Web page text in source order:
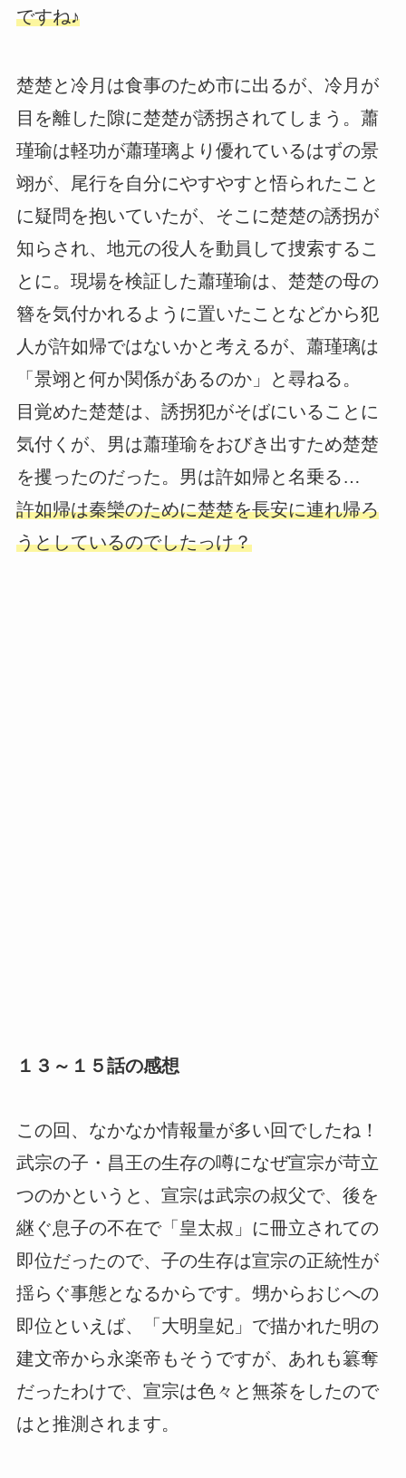
ですね♪
楚楚と冷月は食事のため市に出るが、冷月が
目を離した隙に楚楚が誘拐されてしまう。蕭
瑾瑜は軽功が蕭瑾璃より優れているはずの景
翊が、尾行を自分にやすやすと悟られたこと
に疑問を抱いていたが、そこに楚楚の誘拐が
知らされ、地元の役人を動員して捜索するこ
とに。現場を検証した蕭瑾瑜は、楚楚の母の
簪を気付かれるように置いたことなどから犯
人が許如帰ではないかと考えるが、蕭瑾璃は
「景翊と何か関係があるのか」と尋ねる。
目覚めた楚楚は、誘拐犯がそばにいることに
気付くが、男は蕭瑾瑜をおびき出すため楚楚
を攫ったのだった。男は許如帰と名乗る…
許如帰は秦欒のために楚楚を長安に連れ帰ろ
うとしているのでしたっけ？
１３～１５話の感想
この回、なかなか情報量が多い回でしたね！
武宗の子・昌王の生存の噂になぜ宣宗が苛立
つのかというと、宣宗は武宗の叔父で、後を
継ぐ息子の不在で「皇太叔」に冊立されての
即位だったので、子の生存は宣宗の正統性が
揺らぐ事態となるからです。甥からおじへの
即位といえば、「大明皇妃」で描かれた明の
建文帝から永楽帝もそうですが、あれも簒奪
だったわけで、宣宗は色々と無茶をしたので
はと推測されます。